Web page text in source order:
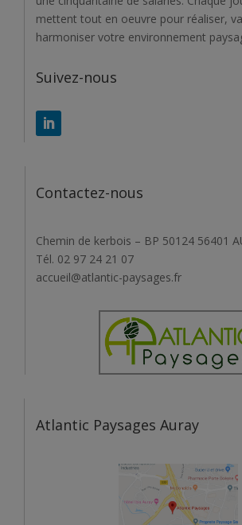
mettent tout en oeuvre pour réaliser,
harmoniser votre environnement
Suivez-nous
Contactez-nous
Chemin de kerbois – BP 50124 56401
Tél. 02 97 24 21 07
accueil@atlantic-paysages.fr
Atlantic Paysages Auray